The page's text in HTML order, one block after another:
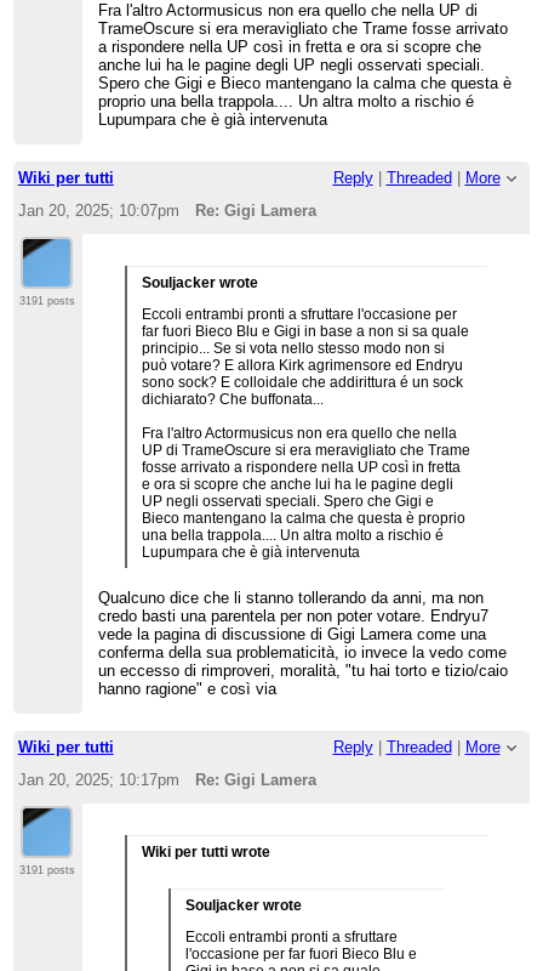
Fra l'altro Actormusicus non era quello che nella UP di
TrameOscure si era meravigliato che Trame fosse arrivato
a rispondere nella UP così in fretta e ora si scopre che
anche lui ha le pagine degli UP negli osservati speciali.
Spero che Gigi e Bieco mantengano la calma che questa è
proprio una bella trappola.... Un altra molto a rischio é
Lupumpara che è già intervenuta
Wiki per tutti Reply| Threaded
More
Jan 20, 2025; 10:07pm
Re: Gigi Lamera
3191 posts
Souljacker wrote
Eccoli entrambi pronti a sfruttare l'occasione per
far fuori Bieco Blu e Gigi in base a non si sa quale
principio... Se si vota nello stesso modo non si
può votare? E allora Kirk agrimensore ed Endryu
sono sock? E colloidale che addirittura é un sock
dichiarato? Che buffonata...
Fra l'altro Actormusicus non era quello che nella
UP di TrameOscure si era meravigliato che Trame
fosse arrivato a rispondere nella UP così in fretta
e ora si scopre che anche lui ha le pagine degli
UP negli osservati speciali. Spero che Gigi e
Bieco mantengano la calma che questa è proprio
una bella trappola.... Un altra molto a rischio é
Lupumpara che è già intervenuta
Qualcuno dice che li stanno tollerando da anni, ma non
credo basti una parentela per non poter votare. Endryu7
vede la pagina di discussione di Gigi Lamera come una
conferma della sua problematicità, io invece la vedo come
un eccesso di rimproveri, moralità, "tu hai torto e tizio/caio
hanno ragione" e così via
Wiki per tutti Reply| Threaded
More
Jan 20, 2025; 10:17pm
Re: Gigi Lamera
3191 posts
Wiki per tutti wrote
Souljacker wrote
Eccoli entrambi pronti a sfruttare
l'occasione per far fuori Bieco Blu e